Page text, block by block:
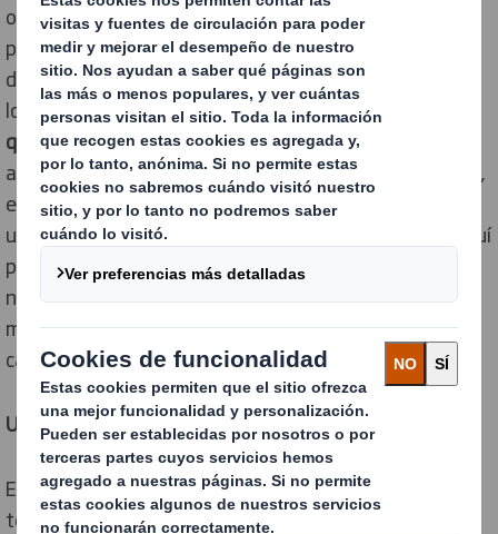
optimizar la política de embalaje y preparación de
pedidos. En este sentido, el diseño y aprovechamiento
del embalaje es un punto crítico para conseguir una
logística verde. Se deben utilizardiseños de packaging
que aprovechen el espacio al máximo, tanto en el
almacenamiento como durante el transporte. Además,
el uso de materiales reciclables o reutilizables ayuda a
una logística más sostenible dentro de la empresa. Aquí
puedes conocer nuestrosembalajes reciclables
nuestropackaging reutilizable, todos ellos 100% a
medida y personalizables, atendiendo a las
características de las mercancías a contener.
Un transporte más sostenible
El transporte es otra actividad clave que debemos
tener en cuenta para ser más responsables con el